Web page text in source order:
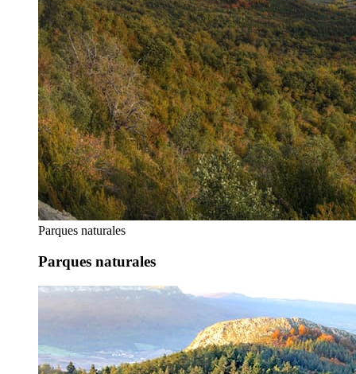
Parques naturales
Parques naturales